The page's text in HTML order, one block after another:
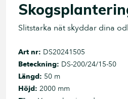
Slitstarka nät skyddar dina
Art nr: DS20241505
Beteckning: DS-200/24/15-50
Längd: 50 m
Höjd: 2000 mm